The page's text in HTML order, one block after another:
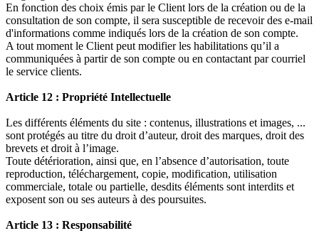
En fonction des choix émis par le Client lors de la création ou de la
consultation de son compte, il sera susceptible de recevoir des e-mail
d'informations comme indiqués lors de la création de son compte.
A tout moment le Client peut modifier les habilitations qu’il a
communiquées à partir de son compte ou en contactant par courriel
le service clients.
Article 12 : Propriété Intellectuelle
Les différents éléments du site : contenus, illustrations et images, ...
sont protégés au titre du droit d’auteur, droit des marques, droit des
brevets et droit à l’image.
Toute détérioration, ainsi que, en l’absence d’autorisation, toute
reproduction, téléchargement, copie, modification, utilisation
commerciale, totale ou partielle, desdits éléments sont interdits et
exposent son ou ses auteurs à des poursuites.
Article 13 : Responsabilité